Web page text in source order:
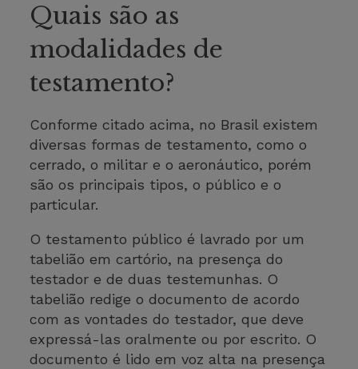
Quais são as
modalidades de
testamento?
Conforme citado acima, no Brasil existem
diversas formas de testamento, como o
cerrado, o militar e o aeronáutico, porém
são os principais tipos, o público e o
particular.
O testamento público é lavrado por um
tabelião em cartório, na presença do
testador e de duas testemunhas. O
tabelião redige o documento de acordo
com as vontades do testador, que deve
expressá-las oralmente ou por escrito. O
documento é lido em voz alta na presença